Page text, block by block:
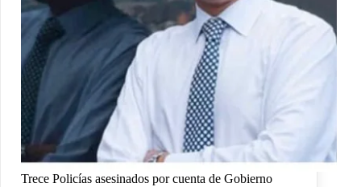
Trece Policías asesinados por cuenta de Gobierno